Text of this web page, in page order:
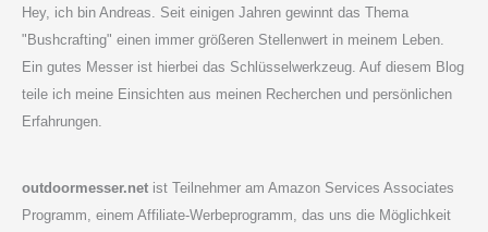
Hey, ich bin Andreas. Seit einigen Jahren gewinnt das Thema
"Bushcrafting" einen immer größeren Stellenwert in meinem Leben.
Ein gutes Messer ist hierbei das Schlüsselwerkzeug. Auf diesem Blog
teile ich meine Einsichten aus meinen Recherchen und persönlichen
Erfahrungen.
outdoormesser.netist Teilnehmer am Amazon Services Associates
Programm, einem Affiliate-Werbeprogramm, das uns die Möglichkeit